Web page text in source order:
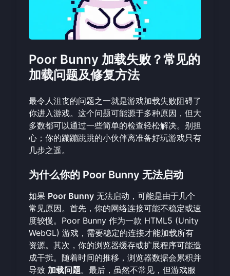
Poor Bunny 加载失败？常见的
加载问题及修复方法
最令人沮丧的问题之一就是游戏加载失败阻碍了
你进入游戏。这个问题可能源于多种原因，但大
多数都可以通过一些简单的检查轻松解决。别担
心；你的蹦蹦跳跳的小伙伴离准备好玩游戏只有
几步之遥。
为什么你的 Poor Bunny 无法启动
如果 Poor Bunny 无法启动，可能是由于几个
常见原因。首先，你的网络连接可能不稳定或速
度较慢。Poor Bunny 作为一款 HTML5 (Unity
WebGL) 游戏，需要稳定的连接才能加载所有
资源。其次，你的浏览器缓存或扩展程序可能造
成干扰。随着时间的推移，浏览器数据会累积并
导致 加载问题。最后，虽然不常见，但游戏服